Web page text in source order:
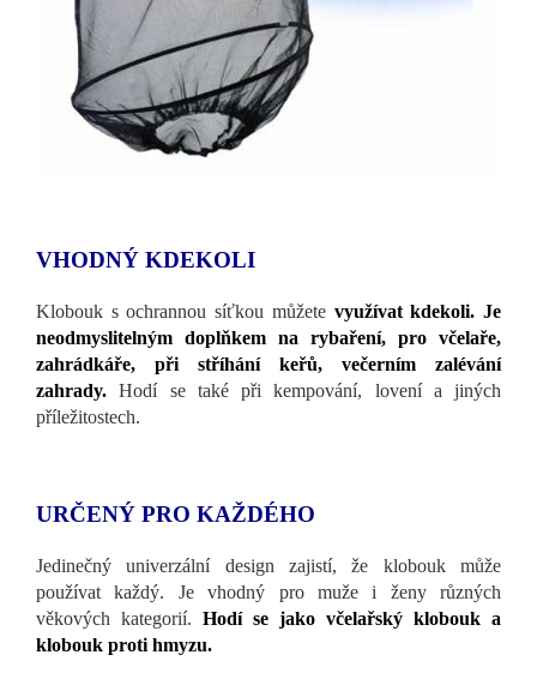
VHODNÝ KDEKOLI
Klobouk s ochrannou síťkou můžete využívat kdekoli. Je
neodmyslitelným doplňkem na rybaření, pro včelaře,
zahrádkáře, při stříhání keřů, večerním zalévání
zahrady.
Hodí se také při kempování, lovení a jiných
příležitostech.
URČENÝ PRO KAŽDÉHO
Jedinečný univerzální design zajistí, že klobouk může
používat každý. Je vhodný pro muže i ženy různých
věkových kategorií. Hodí se jako včelařský klobouk a
klobouk proti hmyzu.